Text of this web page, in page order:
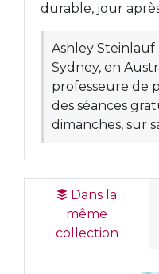
durable, jour
Ashley
Sydney, en
professeure de
des séances
dimanches, sur
Dans la
même
collection